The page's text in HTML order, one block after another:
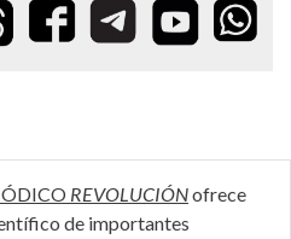
REVOLUCIÓNofrece
de importantes